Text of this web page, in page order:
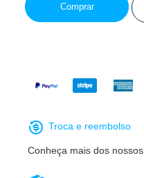
Comprar
Troca e reembolso
Conheça mais dos nossos